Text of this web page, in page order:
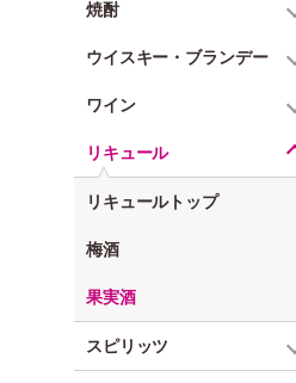
焼酎
ウイスキー・ブランデー
ワイン
リキュール
リキュールトップ
梅酒
果実酒
スピリッツ